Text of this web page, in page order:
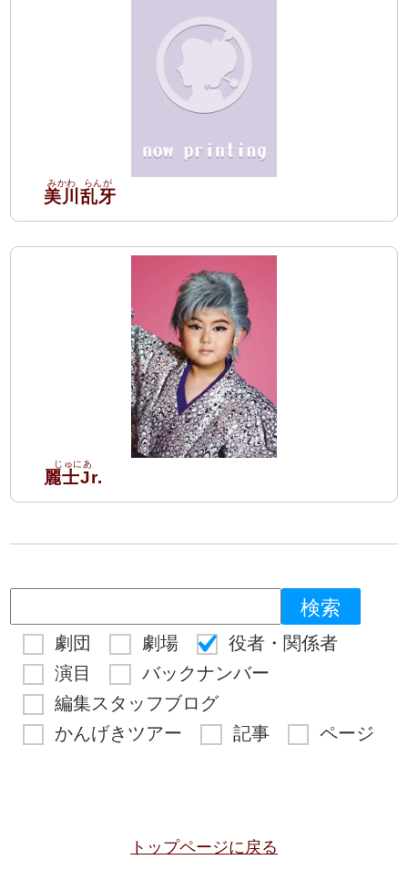
美川 乱牙
麗士Jr.
劇団 劇場
役者・関係者
演目
バックナンバー
編集スタッフブログ
かんげきツアー
記事 ページ
トップページに戻る